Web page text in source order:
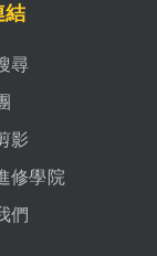
結
尋
影
修學院
們